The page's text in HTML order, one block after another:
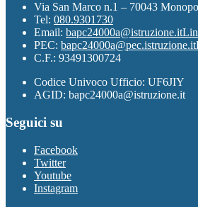
Via San Marco n.1 – 70043
Tel: 080.9301730
Email: bapc24000a@istruzione.it
PEC: bapc24000a@pec.istruzione.it
C.F.: 93491300724
Codice Univoco Ufficio: UF6JIY
AGID: bapc24000a@istruzione.it
Seguici su
Facebook
Twitter
Youtube
Instagram